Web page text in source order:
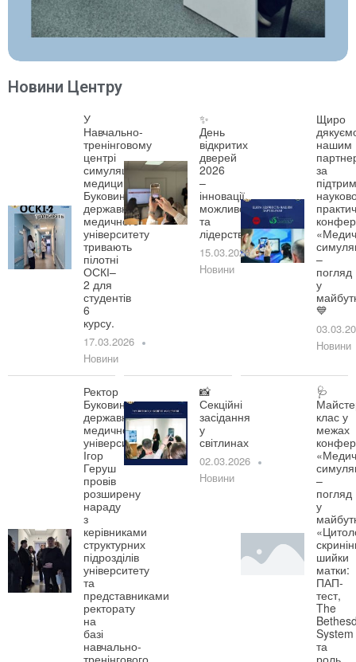
Новини Центру
У
Навчально-
тренінговому
центрі
симуляційної
медицини
Буковинського
державного
медичного
університету
тривають
пілотні
ОСКІ–
2 для
студентів
6
курсу.
17.03.2026
Новини
✨
День
відкритих
дверей
2026
–
інновації,
можливості
та
лідерство!
15.03.2026
Новини
Щиро
нашим
за
–
погляд
у
💙
Новини
Ректор
Буковинського
державного
медичного
університету
Ігор
Геруш
провів
розширену
нараду
з
керівниками
структурних
підрозділів
університету
та
представниками
ректорату
на
базі
навчально-
📸
Секційні
засідання
у
світлинах
02.03.2026
Новини
🩺
клас у
межах
–
погляд
у
шийки
матки:
ПАП-
тест,
The
System
та